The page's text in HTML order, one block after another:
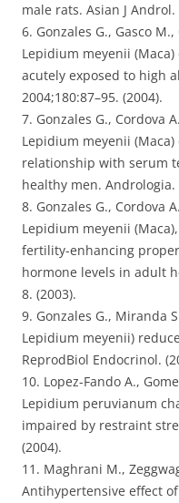
male rats. Asian J Androl.
6. Gonzales G., Gasco
Lepidium meyenii
acutely exposed to high
2004;180:87–95. (2004).
7. Gonzales G., Cordova
Lepidium meyenii
relationship with serum
healthy men. Andrologia.
8. Gonzales G., Cordova
Lepidium meyenii
fertility-enhancing
hormone levels in adult
8. (2003).
9. Gonzales G., Miranda
Lepidium meyenii)
ReprodBiol Endocrinol.
10. Lopez-Fando A.,
Lepidium peruvianum
impaired by restraint
(2004).
11. Maghrani M.,
Antihypertensive effect